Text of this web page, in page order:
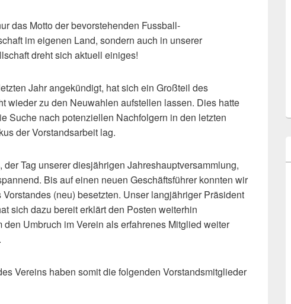
das Motto der bevorstehenden Fussball-
im eigenen Land, sondern auch in unserer
dreht sich aktuell einiges!
Jahr angekündigt, hat sich ein Großteil des
wieder zu den Neuwahlen aufstellen lassen. Dies hatte
Suche nach potenziellen Nachfolgern in den letzten
der Vorstandsarbeit lag.
der Tag unserer diesjährigen Jahreshauptversammlung,
Bis auf einen neuen Geschäftsführer konnten wir
(neu) besetzten. Unser langjähriger Präsident
sich dazu bereit erklärt den Posten weiterhin
den Umbruch im Verein als erfahrenes Mitglied weiter
Vereins haben somit die folgenden Vorstandsmitglieder